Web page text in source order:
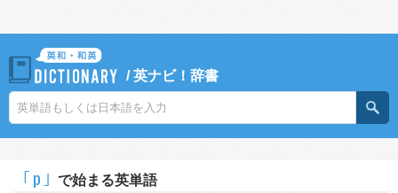
/英ナビ！辞書
｢p｣ で始まる英単語